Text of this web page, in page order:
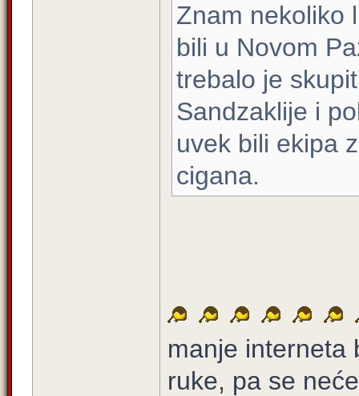
Znam nekoliko
bili u Novom
trebalo je
Sandzaklije i
uvek bili ekipa
cigana.
manje interneta
ruke, pa se